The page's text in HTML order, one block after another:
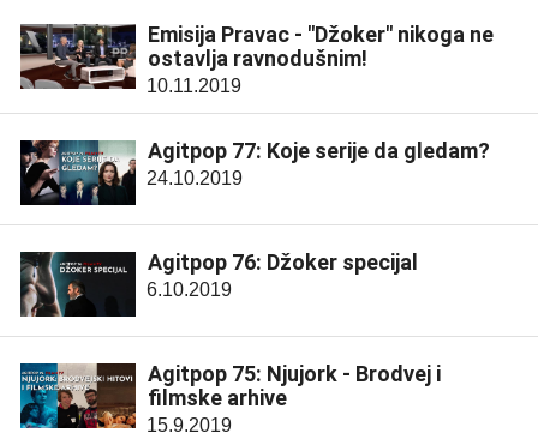
Emisija Pravac - "Džoker" nikoga ne
ostavlja ravnodušnim!
10.11.2019
Agitpop 77: Koje serije da gledam?
24.10.2019
Agitpop 76: Džoker specijal
6.10.2019
Agitpop 75: Njujork - Brodvej i
filmske arhive
15.9.2019